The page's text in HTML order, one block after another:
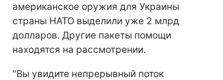
американское оружия для Украины
страны НАТО выделили уже 2 млрд
долларов. Другие пакеты помощи
находятся на рассмотрении.
"Вы увидите непрерывный поток